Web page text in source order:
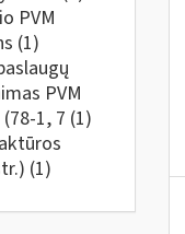
PVM
(1)
PVM
1, 7 (1)
(1)